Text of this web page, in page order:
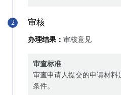
2 审核
办理结果： 审核意见
审查标准
审查申请人提交的申请材
条件。